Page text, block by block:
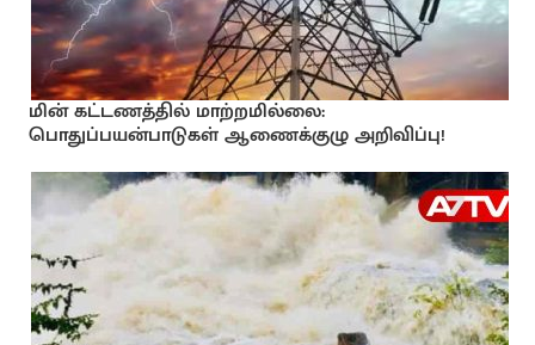
மின் கட்டணத்தில் மாற்றமில்லை:
பொதுப்பயன்பாடுகள் ஆணைக்குழு அறிவிப்பு!